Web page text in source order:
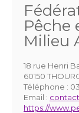
Pêche
Milieu
18 rue Henri
60150
Téléphone :
Email :
https://